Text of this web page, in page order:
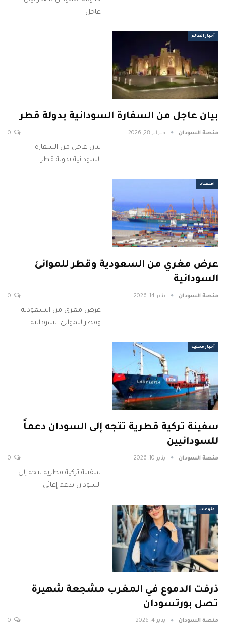
عاجل
أخبار العالم
بيان عاجل من السفارة السودانية بدولة قطر
منصة السودان فبراير 28, 2026
بيان عاجل من السفارة
السودانية بدولة قطر
اقتصاد
عرض مغري من السعودية وقطر للموانئ
السودانية
منصة السودان يناير 14, 2026
عرض مغري من السعودية
وقطر للموانئ السودانية
أخبار محلية
سفينة تركية قطرية تتجه إلى السودان دعماً
للسودانيين
منصة السودان يناير 10, 2026
سفينة تركية قطرية تتجه إلى
السودان بدعم إغاثي
منوعات
ذرفت الدموع في المغرب مشجعة شهيرة
تصل بورتسودان
منصة السودان يناير 4, 2026